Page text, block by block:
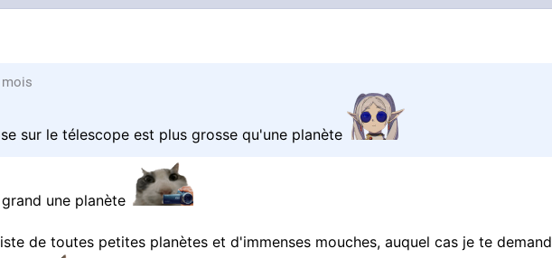
mois
sur le télescope est plus grosse qu'une planète
une planète
de toutes petites planètes et d'immenses mouches, auquel cas je te